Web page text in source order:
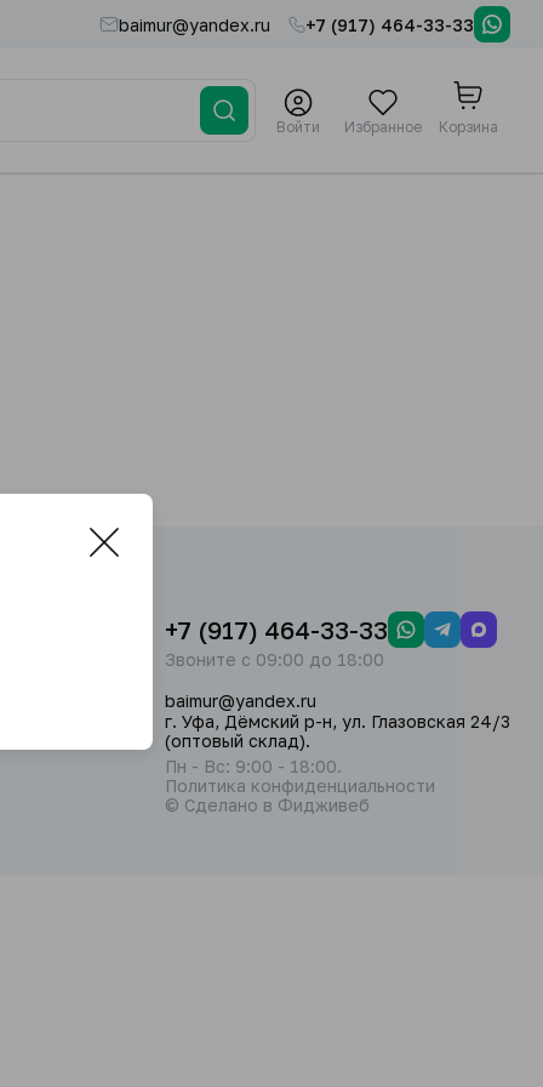
baimur@yandex.ru +7 (917) 464-33-33
Войти Избранное Корзина
+7 (917) 464-33-33
Звоните с 09:00 до 18:00
baimur@yandex.ru
г. Уфа, Дёмский р-н, ул. Глазовская 24/3
(оптовый склад).
Пн - Вс: 9:00 - 18:00.
Политика конфиденциальности
© Сделано в Фидживеб